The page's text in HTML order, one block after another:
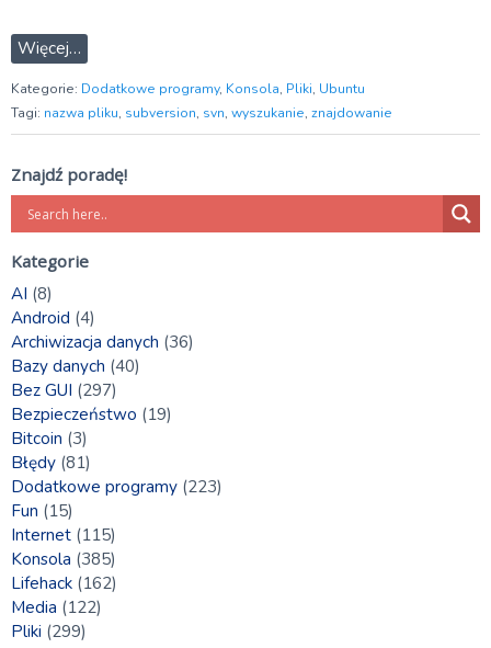
Więcej…
Kategorie: Dodatkowe programy, Konsola, Pliki, Ubuntu
Tagi: nazwa pliku, subversion, svn, wyszukanie, znajdowanie
Znajdź poradę!
Kategorie
AI (8)
Android (4)
Archiwizacja danych (36)
Bazy danych (40)
Bez GUI (297)
Bezpieczeństwo (19)
Bitcoin (3)
Błędy (81)
Dodatkowe programy (223)
Fun (15)
Internet (115)
Konsola (385)
Lifehack (162)
Media (122)
Pliki (299)